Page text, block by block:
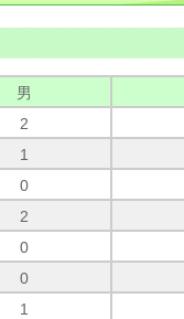
男
2
1
0
2
0
0
1